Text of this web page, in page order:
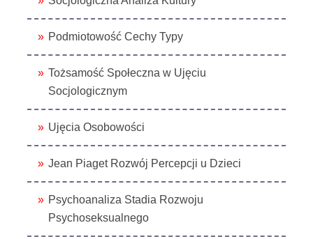
Podmiotowość Cechy Typy
Tożsamość Społeczna w Ujęciu
Socjologicznym
Ujęcia Osobowości
Jean Piaget Rozwój Percepcji u Dzieci
Psychoanaliza Stadia Rozwoju
Psychoseksualnego